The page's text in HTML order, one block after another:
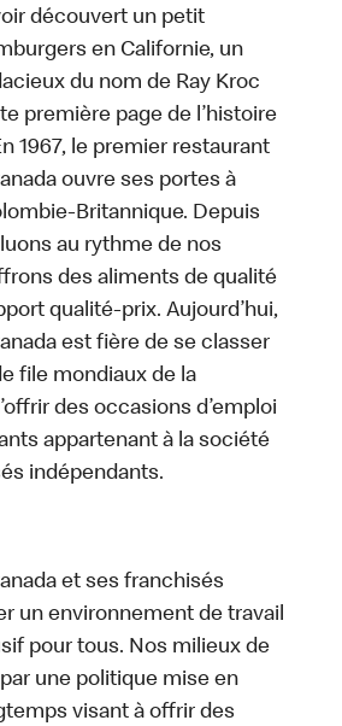
découvert un petit
en Californie, un
du nom de Ray Kroc
première page de l’histoire
1967, le premier restaurant
ouvre ses portes à
Britannique. Depuis
au rythme de nos
des aliments de qualité
qualité-prix. Aujourd’hui,
est fière de se classer
file mondiaux de la
des occasions d’emploi
appartenant à la société
indépendants.
et ses franchisés
un environnement de travail
pour tous. Nos milieux de
une politique mise en
visant à offrir des